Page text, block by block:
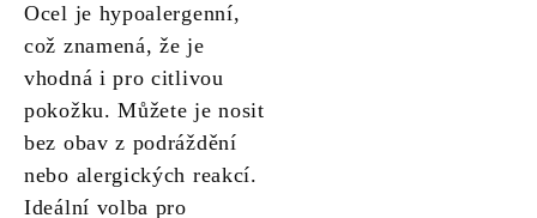
Ocel je hypoalergenní,
což znamená, že je
vhodná i pro citlivou
pokožku. Můžete je nosit
bez obav z podráždění
nebo alergických reakcí.
Ideální volba pro